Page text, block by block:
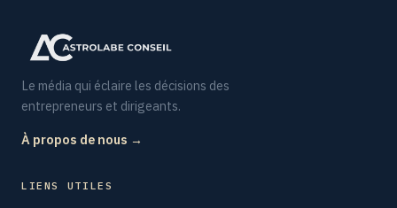
Le média qui éclaire les décisions des
entrepreneurs et dirigeants.
À propos de nous →
LIENS UTILES